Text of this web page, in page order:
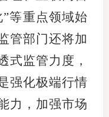
等重点领域始
管部门还将加
式监管力度，
强化极端行情
力，加强市场